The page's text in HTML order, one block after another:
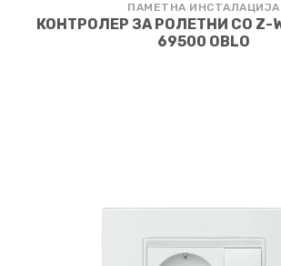
ПАМЕТНА ИНСТАЛАЦИЈА
КОНТРОЛЕР ЗА РОЛЕТНИ СО Z-
69500 OBLO